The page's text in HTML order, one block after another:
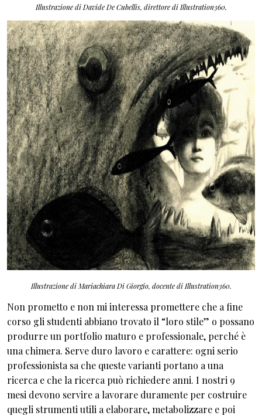
Illustrazione di Davide De Cubellis, direttore di Illustration360.
Illustrazione di Mariachiara Di Giorgio, docente di Illustration360.
Non prometto e non mi interessa promettere che a fine
corso gli studenti abbiano trovato il “loro stile” o possano
produrre un portfolio maturo e professionale, perché è
una chimera. Serve duro lavoro e carattere: ogni serio
professionista sa che queste varianti portano a una
ricerca e che la ricerca può richiedere anni. I nostri 9
mesi devono servire a lavorare duramente per costruire
quegli strumenti utili a elaborare, metabolizzare e poi